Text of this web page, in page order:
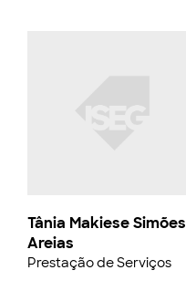
Tânia Makiese Simões
Areias
Prestação de Serviços